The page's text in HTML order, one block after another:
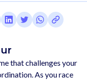
that challenges your
As you race